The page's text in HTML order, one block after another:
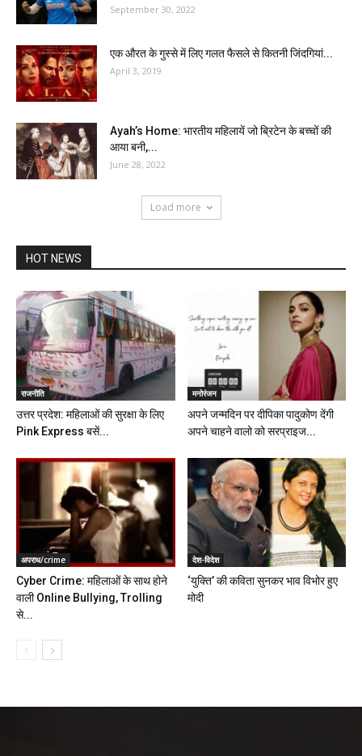
September 30, 2022
एक औरत के गुस्से में लिए गलत फैसले से कितनी जिंदगियां...
April 3, 2019
Ayah’s Home: भारतीय महिलायें जो ब्रिटेन के बच्चों की
आया बनी,...
June 28, 2022
Load more
HOT NEWS
राजनीति
उत्तर प्रदेश: महिलाओं की सुरक्षा के लिए
Pink Express बसें...
मनोरंजन
अपने जन्मदिन पर दीपिका पादुकोण देंगी
अपने चाहने वालो को सरप्राइज...
अपराध/crime
Cyber Crime: महिलाओं के साथ होने
वाली Online Bullying, Trolling
से...
देश-विदेश
‘युक्ति’ की कविता सुनकर भाव विभोर हुए
मोदी